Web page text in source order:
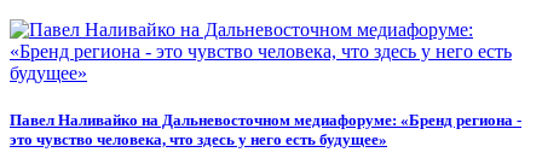
Павел Наливайко на Дальневосточном медиафоруме: «Бренд региона -
это чувство человека, что здесь у него есть будущее»